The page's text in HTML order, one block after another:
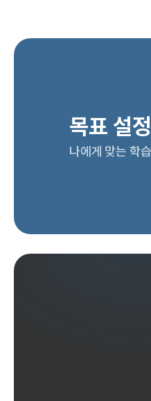
목표 설정
나에게 맞는 학